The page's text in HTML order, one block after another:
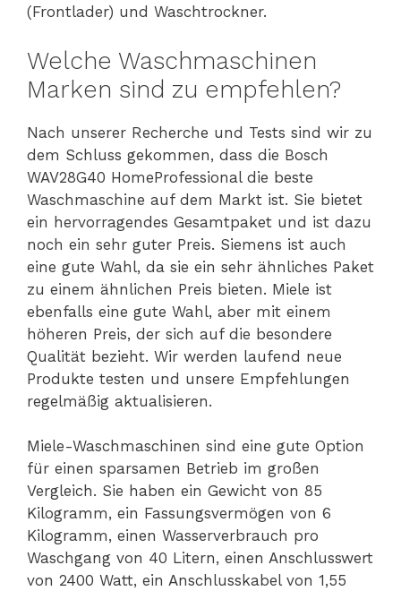
(Frontlader) und Waschtrockner.
Welche Waschmaschinen
Marken sind zu empfehlen?
Nach unserer Recherche und Tests sind wir zu
dem Schluss gekommen, dass die Bosch
WAV28G40 HomeProfessional die beste
Waschmaschine auf dem Markt ist. Sie bietet
ein hervorragendes Gesamtpaket und ist dazu
noch ein sehr guter Preis. Siemens ist auch
eine gute Wahl, da sie ein sehr ähnliches Paket
zu einem ähnlichen Preis bieten. Miele ist
ebenfalls eine gute Wahl, aber mit einem
höheren Preis, der sich auf die besondere
Qualität bezieht. Wir werden laufend neue
Produkte testen und unsere Empfehlungen
regelmäßig aktualisieren.
Miele-Waschmaschinen sind eine gute Option
für einen sparsamen Betrieb im großen
Vergleich. Sie haben ein Gewicht von 85
Kilogramm, ein Fassungsvermögen von 6
Kilogramm, einen Wasserverbrauch pro
Waschgang von 40 Litern, einen Anschlusswert
von 2400 Watt, ein Anschlusskabel von 1,55